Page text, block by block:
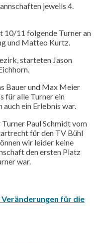
jeweils 4.
10/11 folgende Turner an
und Matteo Kurtz.
starteten Jason
Bauer und Max Meier
für alle Turner ein
ein Erlebnis war.
Paul Schmidt vom
für den TV Bühl
wir leider keine
den ersten Platz
war.
für die